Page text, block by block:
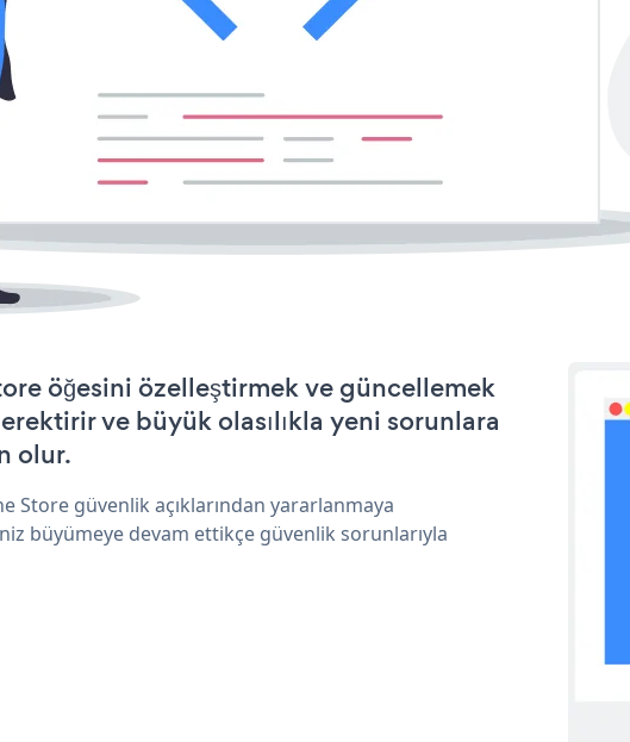
öğesini özelleştirmek ve güncellemek
ve büyük olasılıkla yeni sorunlara
olur.
Store güvenlik açıklarından yararlanmaya
büyümeye devam ettikçe güvenlik sorunlarıyla